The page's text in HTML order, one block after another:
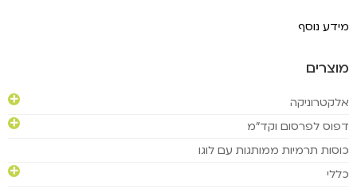
מוצרים
אלקטרוניקה
דפוס לפרסום וקד"מ
כוסות תרמיות ממותגות עם לוגו
כללי
מידע נוסף